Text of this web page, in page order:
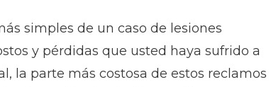
simples de un caso de lesiones
y pérdidas que usted haya sufrido a
la parte más costosa de estos reclamos